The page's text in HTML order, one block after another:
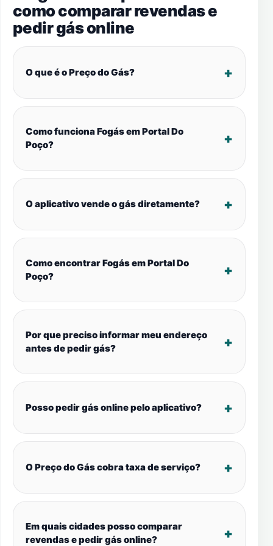
como comparar revendas e
pedir gás online
O que é o Preço do Gás?
Como funciona Fogás em Portal Do
Poço?
O aplicativo vende o gás diretamente?
Como encontrar Fogás em Portal Do
Poço?
Por que preciso informar meu endereço
antes de pedir gás?
Posso pedir gás online pelo aplicativo?
O Preço do Gás cobra taxa de serviço?
Em quais cidades posso comparar
revendas e pedir gás online?